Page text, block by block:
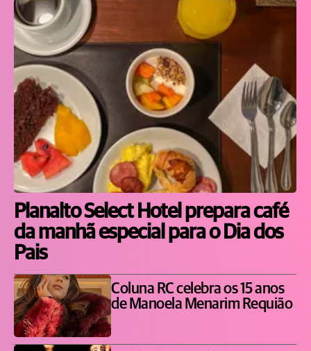
Planalto Select Hotel prepara café
da manhã especial para o Dia dos
Pais
Coluna RC celebra os 15 anos
de Manoela Menarim Requião